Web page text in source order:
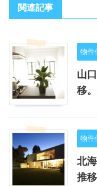
関連記事
物件
山
移
物件
北
推